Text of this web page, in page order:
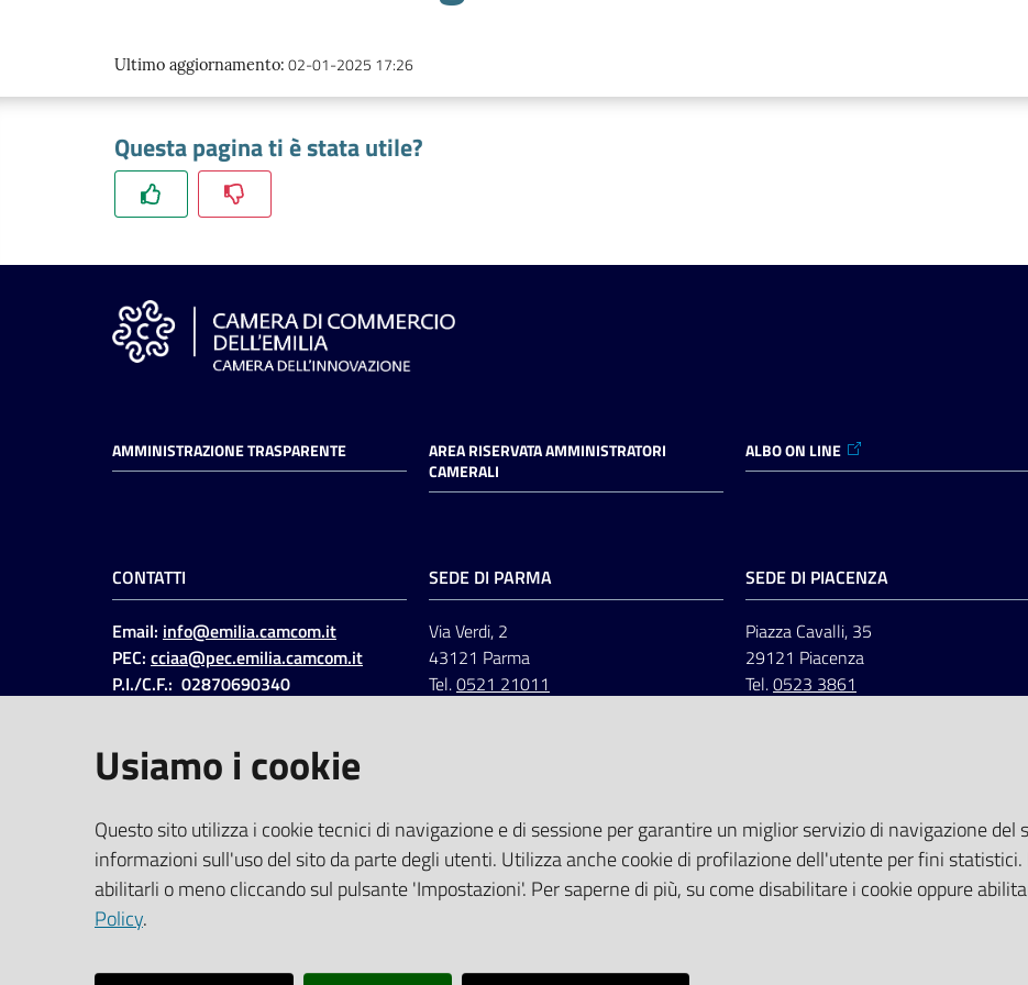
Ultimo aggiornamento: 02-01-2025 17:26
Questa pagina ti è stata utile?
AMMINISTRAZIONE TRASPARENTE
AREA RISERVATA AMMINISTRATORI
CAMERALI
ALBO ON LINE
CONTATTI
Email: info@emilia.camcom.it
PEC: cciaa@pec.emilia.camcom.it
P.I./C.F.: 02870690340
Codice IPA: ccem
SEDE DI PARMA
Via Verdi, 2
43121 Parma
Tel.0521 21011
SEDE DI PIACENZA
Piazza Cavalli, 35
29121 Piacenza
Tel.0523 3861
SOCIAL
LinkedinFacebookInstagram
Usiamo i cookie
Questo sito utilizza i cookie tecnici di navigazione e di sessione per garantire un miglior servizio di navigazione del
informazioni sull'uso del sito da parte degli utenti. Utilizza anche cookie di profilazione dell'utente per fini
abilitarli o meno cliccando sul pulsante 'Impostazioni'. Per saperne di più, su come disabilitare i cookie oppure
Policy.